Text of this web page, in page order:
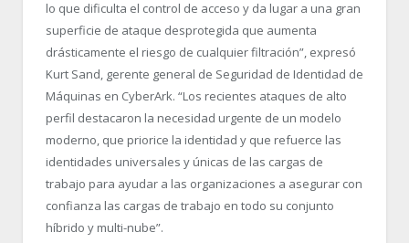
lo que dificulta el control de acceso y da lugar a una gran
superficie de ataque desprotegida que aumenta
drásticamente el riesgo de cualquier filtración”, expresó
Kurt Sand, gerente general de Seguridad de Identidad de
Máquinas en CyberArk. “Los recientes ataques de alto
perfil destacaron la necesidad urgente de un modelo
moderno, que priorice la identidad y que refuerce las
identidades universales y únicas de las cargas de
trabajo para ayudar a las organizaciones a asegurar con
confianza las cargas de trabajo en todo su conjunto
híbrido y multi-nube”.